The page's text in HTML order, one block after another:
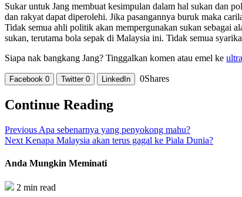
Sukar untuk Jang membuat kesimpulan dalam hal sukan dan
dan rakyat dapat diperolehi. Jika pasangannya buruk maka
Tidak semua ahli politik akan mempergunakan sukan sebagai
sukan, terutama bola sepak di Malaysia ini. Tidak semua
Siapa nak bangkang Jang? Tinggalkan komen atau emel ke
Facebook 0 Twitter 0 LinkedIn 0Shares
Continue Reading
Previous Apa sebenarnya yang penyokong mahu?
Next Kenapa Malaysia akan terus gagal ke Piala Dunia?
Anda Mungkin Meminati
2 min read